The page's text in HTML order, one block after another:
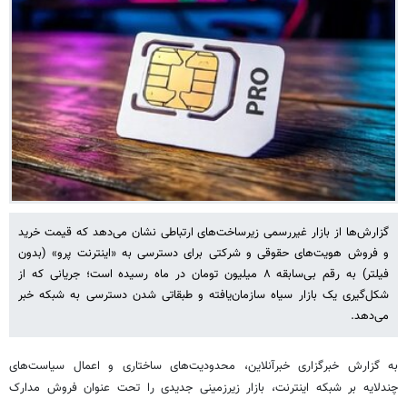
گزارش‌ها از بازار غیررسمی زیرساخت‌های ارتباطی نشان می‌دهد که قیمت خرید
و فروش هویت‌های حقوقی و شرکتی برای دسترسی به «اینترنت پرو» (بدون
فیلتر) به رقم بی‌سابقه ۸ میلیون تومان در ماه رسیده است؛ جریانی که از
شکل‌گیری یک بازار سیاه سازمان‌یافته و طبقاتی شدن دسترسی به شبکه خبر
می‌دهد.
به گزارش خبرگزاری خبرآنلاین، محدودیت‌های ساختاری و اعمال سیاست‌های
چندلایه بر شبکه اینترنت، بازار زیرزمینی جدیدی را تحت عنوان فروش مدارک